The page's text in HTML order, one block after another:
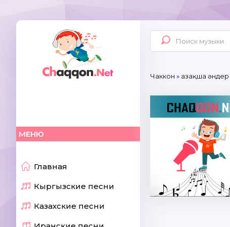
МЕНЮ
Главная
Кыргызские песни
Казахские песни
Чаккон » Қазақша әндер